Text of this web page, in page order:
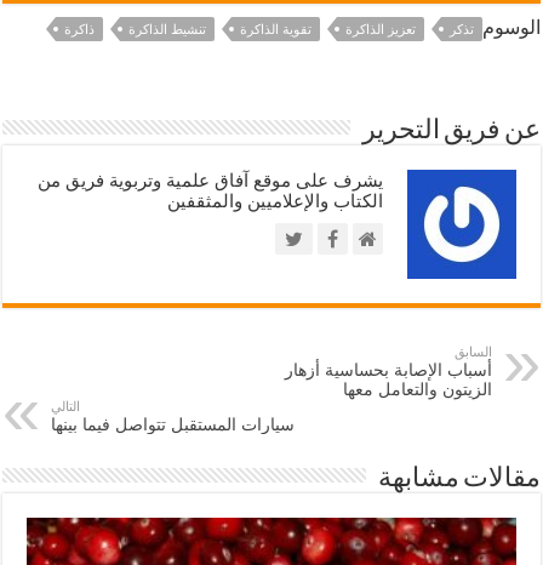
الوسوم تذكر تعزيز الذاكرة تقوية الذاكرة تنشيط الذاكرة ذاكرة
عن فريق التحرير
يشرف على موقع آفاق علمية وتربوية فريق من
الكتاب والإعلاميين والمثقفين
السابق
أسباب الإصابة بحساسية أزهار
الزيتون والتعامل معها
التالي
سيارات المستقبل تتواصل فيما بينها
مقالات مشابهة